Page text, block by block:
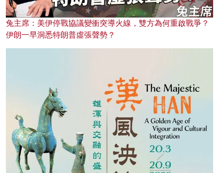
兔主席：美伊停戰協議變衝突導火線，雙方為何重啟戰爭？
伊朗一早洞悉特朗普虛張聲勢？